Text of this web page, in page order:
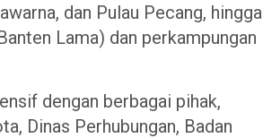
dan Pulau Pecang, hingga
Lama) dan perkampungan
dengan berbagai pihak,
Dinas Perhubungan, Badan